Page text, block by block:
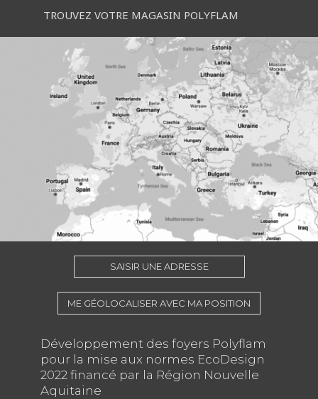
TROUVEZ VOTRE MAGASIN POLYFLAM
SAISIR UNE ADRESSE
ME GÉOLOCALISER AVEC MA POSITION
Développement des foyers Polyflam
pour la mise aux normes EcoDesign
2022 financé par la Région Nouvelle
Aquitaine